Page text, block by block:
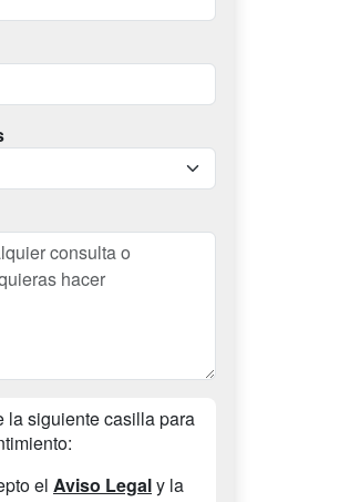
la siguiente casilla para
el Aviso Legaly la